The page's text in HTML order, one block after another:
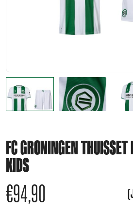
FC GRONINGEN
KIDS
€94,90